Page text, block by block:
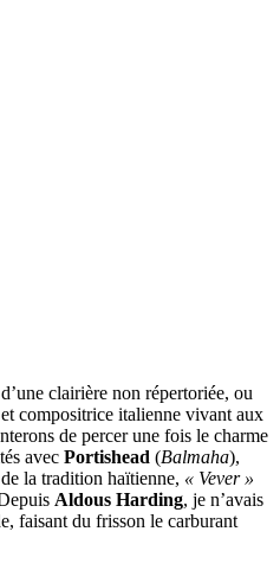
clairière non répertoriée, ou
compositrice italienne vivant aux
de percer une fois le charme
avec Portishead (Balmaha),
la tradition haïtienne, « Vever »
Aldous Harding, je n’avais
faisant du frisson le carburant